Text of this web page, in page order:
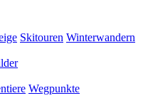
Skitouren Winterwandern
Wegpunkte